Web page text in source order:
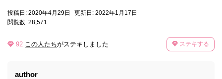
投稿日: 2020年4月29日
更新日: 2022年1月17日
閲覧数: 28,571
92 この人たちがステキしました ステキする
author